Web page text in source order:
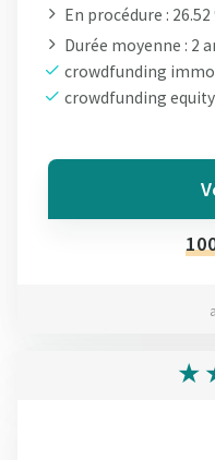
En procédure : 26.52
Durée moyenne : 2
crowdfunding
crowdfunding equity